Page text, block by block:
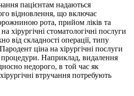
пацієнтам надаються
відновлення, що включає
рота, прийом ліків та
хірургічні стоматологічні послуги
від складності операції, типу
ціна на хірургічні послуги
процедури. Наприклад, видалення
недорого, в той час як
втручання потребують